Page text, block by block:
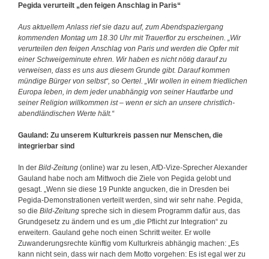
Pegida verurteilt „den feigen Anschlag in Paris“
Aus aktuellem Anlass rief sie dazu auf, zum Abendspaziergang
kommenden Montag um 18.30 Uhr mit Trauerflor zu erscheinen. „Wir
verurteilen den feigen Anschlag von Paris und werden die Opfer mit
einer Schweigeminute ehren. Wir haben es nicht nötig darauf zu
verweisen, dass es uns aus diesem Grunde gibt. Darauf kommen
mündige Bürger von selbst“, so Oertel. „Wir wollen in einem friedlichen
Europa leben, in dem jeder unabhängig von seiner Hautfarbe und
seiner Religion willkommen ist – wenn er sich an unsere christlich-
abendländischen Werte hält.“
Gauland: Zu unserem Kulturkreis passen nur Menschen, die
integrierbar sind
In der Bild-Zeitung (online) war zu lesen, AfD-Vize-Sprecher Alexander
Gauland habe noch am Mittwoch die Ziele von Pegida gelobt und
gesagt. „Wenn sie diese 19 Punkte angucken, die in Dresden bei
Pegida-Demonstrationen verteilt werden, sind wir sehr nahe. Pegida,
so die Bild-Zeitung spreche sich in diesem Programm dafür aus, das
Grundgesetz zu ändern und es um „die Pflicht zur Integration“ zu
erweitern. Gauland gehe noch einen Schritt weiter. Er wolle
Zuwanderungsrechte künftig vom Kulturkreis abhängig machen: „Es
kann nicht sein, dass wir nach dem Motto vorgehen: Es ist egal wer zu